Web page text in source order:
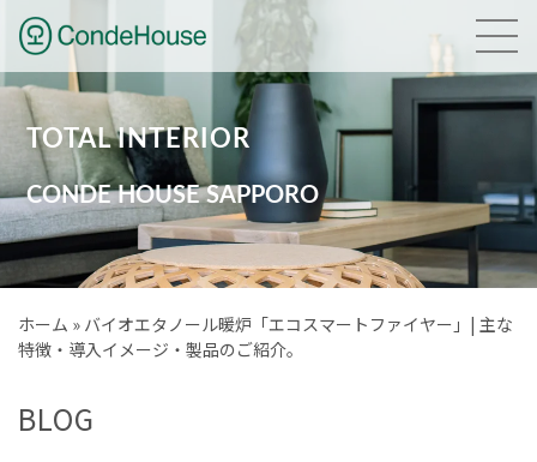
HOME
NEWS
GALLERY
BRAND
PLANNING
COMPANY
TOTAL INTERIOR
CONDE HOUSE SAPPORO
ホーム » バイオエタノール暖炉「エコスマートファイヤー」| 主な
特徴・導入イメージ・製品のご紹介。
BLOG